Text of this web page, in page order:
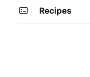
Recipes